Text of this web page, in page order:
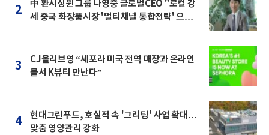
2
中 환시싱윈 그룹 나영중 글로벌CEO "로컬 강
세 중국 화장품시장 '멀티채널 통합전략' 으로
3
CJ올리브영 “세포라 미국 전역 매장과 온라인
몰서 K뷰티 만난다”
4
현대그린푸드, 호실적 속 '그리팅' 사업 확대…
맞춤 영양관리 강화